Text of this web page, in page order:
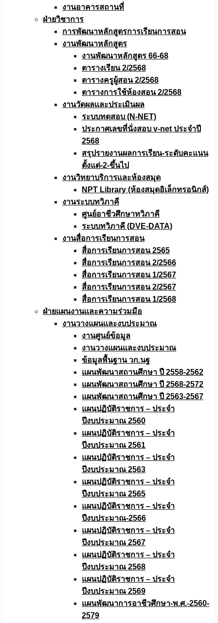
งานอาคารสถานที่
ฝ่ายวิชาการ
การพัฒนาหลักสูตรการเรียนการสอน
งานพัฒนาหลักสูตร
งานพัฒนาหลักสูตร 66-68
ตารางเรียน 2/2568
ตารางครูผู้สอน 2/2568
ตารางการใช้ห้องสอน 2/2568
งานวัดผลเเละประเมินผล
ระบบทดสอบ (N-NET)
ประกาศเลขที่นั่งสอบ v-net ประจำปี
2568
สรุปรายงานผลการเรียน-ระดับคะแนน
ตั้งแต่-2-ขึ้นไป
งานวิทยาบริการเเละห้องสมุด
NPT Library (ห้องสมุดอิเล็กทรอนิกส์)
งานระบบทวิภาคี
ศูนย์อาชีวศึกษาทวิภาคี
ระบบทวิภาคี (DVE-DATA)
งานสื่อการเรียนการสอน
สื่อการเรียนการสอน 2565
สื่อการเรียนการสอน 2/2566
สื่อการเรียนการสอน 1/2567
สื่อการเรียนการสอน 2/2567
สื่อการเรียนการสอน 1/2568
ฝ่ายแผนงานเเละความร่วมมือ
งานวางแผนเเละงบประมาณ
งานศูนย์ข้อมูล
งานวางแผนและงบประมาณ
ข้อมูลพื้นฐาน วก.นฐ
แผนพัฒนาสถานศึกษา ปี 2558-2562
แผนพัฒนาสถานศึกษา ปี 2568-2572
แผนพัฒนาสถานศึกษา ปี 2563-2567
แผนปฏิบัติราชการ – ประจำ
ปีงบประมาณ 2560
แผนปฏิบัติราชการ – ประจำ
ปีงบประมาณ 2561
แผนปฏิบัติราชการ – ประจำ
ปีงบประมาณ 2563
แผนปฏิบัติราชการ – ประจำ
ปีงบประมาณ 2565
แผนปฏิบัติราชการ – ประจำ
ปีงบประมาณ-2566
แผนปฏิบัติราชการ – ประจำ
ปีงบประมาณ 2567
แผนปฏิบัติราชการ – ประจำ
ปีงบประมาณ 2568
แผนปฏิบัติราชการ – ประจำ
ปีงบประมาณ 2569
แผนพัฒนาการอาชีวศึกษา-พ.ศ.-2560-
2579